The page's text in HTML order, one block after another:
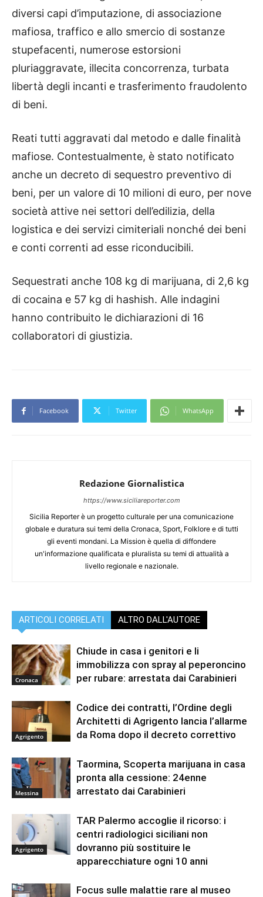
diversi capi d’imputazione, di associazione
mafiosa, traffico e allo smercio di sostanze
stupefacenti, numerose estorsioni
pluriaggravate, illecita concorrenza, turbata
libertà degli incanti e trasferimento fraudolento
di beni.
Reati tutti aggravati dal metodo e dalle finalità
mafiose. Contestualmente, è stato notificato
anche un decreto di sequestro preventivo di
beni, per un valore di 10 milioni di euro, per nove
società attive nei settori dell’edilizia, della
logistica e dei servizi cimiteriali nonché dei beni
e conti correnti ad esse riconducibili.
Sequestrati anche 108 kg di marijuana, di 2,6 kg
di cocaina e 57 kg di hashish. Alle indagini
hanno contribuito le dichiarazioni di 16
collaboratori di giustizia.
Facebook Twitter WhatsApp
Redazione Giornalistica
https://www.siciliareporter.com
Sicilia Reporter è un progetto culturale per una comunicazione
globale e duratura sui temi della Cronaca, Sport, Folklore e di tutti
gli eventi mondani. La Mission è quella di diffondere
un'informazione qualificata e pluralista su temi di attualità a
livello regionale e nazionale.
ARTICOLI CORRELATI ALTRO DALL'AUTORE
Cronaca
Chiude in casa i genitori e li
immobilizza con spray al peperoncino
per rubare: arrestata dai Carabinieri
Agrigento
Codice dei contratti, l’Ordine degli
Architetti di Agrigento lancia l’allarme
da Roma dopo il decreto correttivo
Messina
Taormina, Scoperta marijuana in casa
pronta alla cessione: 24enne
arrestato dai Carabinieri
Agrigento
TAR Palermo accoglie il ricorso: i
centri radiologici siciliani non
dovranno più sostituire le
apparecchiature ogni 10 anni
Focus sulle malattie rare al museo